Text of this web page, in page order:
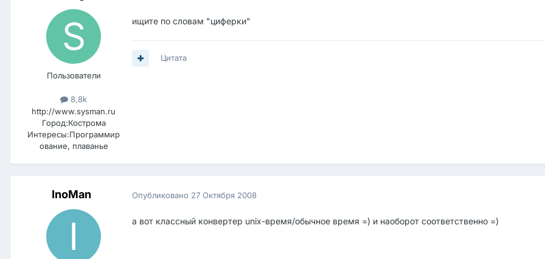
Пользователи
8,8k
http://www.sysman.ru
Город:Кострома
Интересы:Программир
ование, плаванье
ищите по словам "циферки"
Цитата
InoMan Опубликовано 27 Октября 2008
а вот классный конвертер unix-время/обычное время =) и наоборот соответственно =)